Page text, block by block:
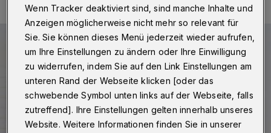
Wenn Tracker deaktiviert sind, sind manche Inhalte und
Anzeigen möglicherweise nicht mehr so relevant für
Sie. Sie können dieses Menü jederzeit wieder aufrufen,
um Ihre Einstellungen zu ändern oder Ihre Einwilligung
zu widerrufen, indem Sie auf den Link Einstellungen am
unteren Rand der Webseite klicken [oder das
schwebende Symbol unten links auf der Webseite, falls
zutreffend]. Ihre Einstellungen gelten innerhalb unseres
Website. Weitere Informationen finden Sie in unserer